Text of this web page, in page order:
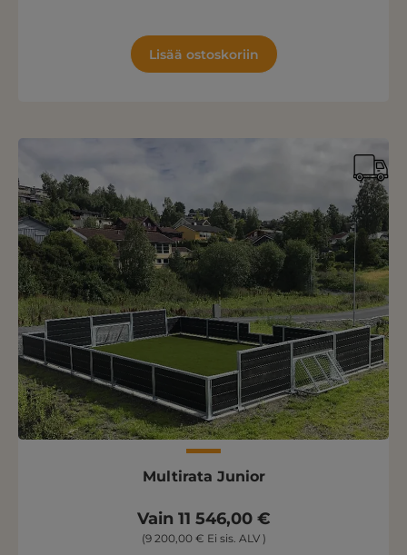
Lisää ostoskoriin
Multirata Junior
Vain 11 546,00 €
(9 200,00 € Ei sis. ALV )